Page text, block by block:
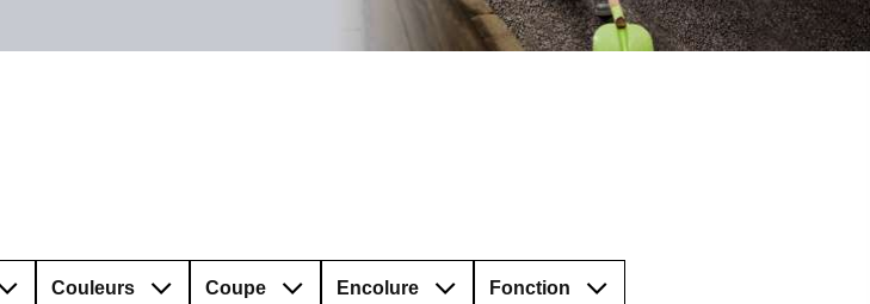
Couleurs Coupe Encolure Fonction